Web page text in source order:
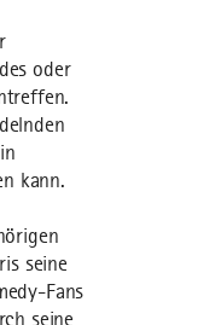
oder
kann.
seine
Fans
seine